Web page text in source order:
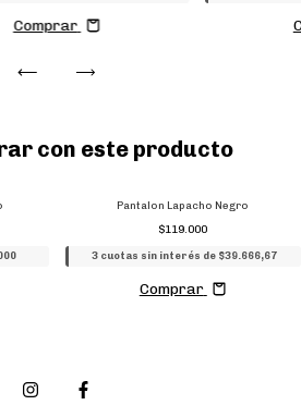
Comprar
con este producto
Pantalon Lapacho Negro
$119.000
3 cuotas sin interés de $39.666,67
Comprar